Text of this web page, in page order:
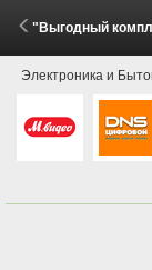
"Выгодный комплект на
Электроника и